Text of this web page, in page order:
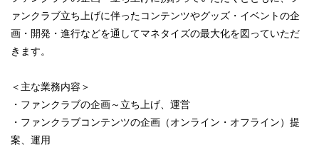
ァンクラブ立ち上げに伴ったコンテンツやグッズ・イベントの企
画・開発・進行などを通してマネタイズの最大化を図っていただ
きます。
＜主な業務内容＞
・ファンクラブの企画～立ち上げ、運営
・ファンクラブコンテンツの企画（オンライン・オフライン）提
案、運用